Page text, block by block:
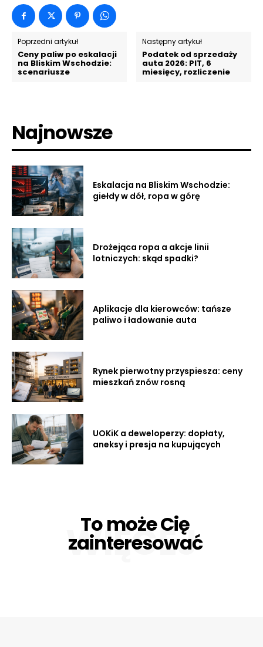
Poprzedni artykuł
Ceny paliw po eskalacji
na Bliskim Wschodzie:
scenariusze
Następny artykuł
Podatek od sprzedaży
auta 2026: PIT, 6
miesięcy, rozliczenie
Najnowsze
Eskalacja na Bliskim Wschodzie:
giełdy w dół, ropa w górę
Drożejąca ropa a akcje linii
lotniczych: skąd spadki?
Aplikacje dla kierowców: tańsze
paliwo i ładowanie auta
Rynek pierwotny przyspiesza: ceny
mieszkań znów rosną
UOKiK a deweloperzy: dopłaty,
aneksy i presja na kupujących
To może Cię
zainteresować
WIĘCEJ